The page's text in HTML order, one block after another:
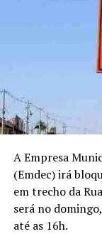
A Empresa
(Emdec) irá
em trecho da
será no
até as 16h.